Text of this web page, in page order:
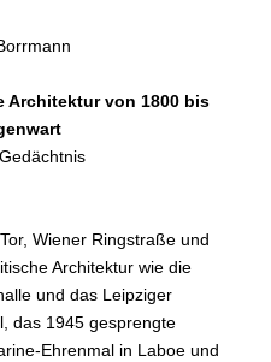
Architektur von 1800 bis
Wiener Ringstraße und
Architektur wie die
und das Leipziger
das 1945 gesprengte
Ehrenmal in Laboe und